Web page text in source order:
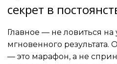
секрет в
Главное — не ловиться на
мгновенного
— это марафон, а не